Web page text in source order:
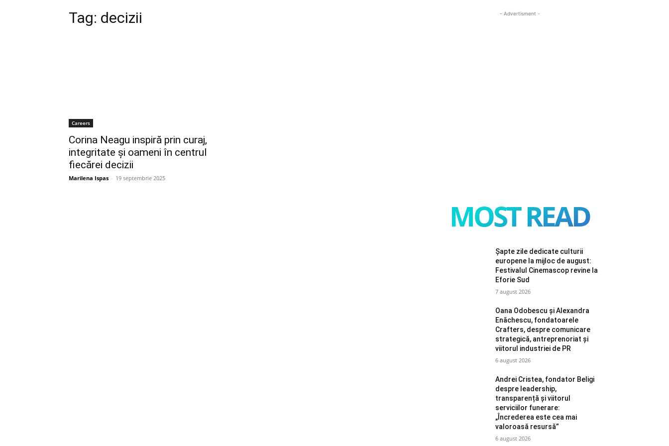
Tag: decizii
Careers
Corina Neagu inspiră prin curaj,
integritate și oameni în centrul
fiecărei decizii
Marilena Ispas - 19 septembrie 2025
- Advertisment -
MOST READ
Șapte zile dedicate culturii
europene la mijloc de august:
Festivalul Cinemascop revine la
Eforie Sud
7 august 2026
Oana Odobescu și Alexandra
Enăchescu, fondatoarele
Crafters, despre comunicare
strategică, antreprenoriat și
viitorul industriei de PR
6 august 2026
Andrei Cristea, fondator Beligi
despre leadership,
transparență și viitorul
serviciilor funerare:
„Încrederea este cea mai
valoroasă resursă”
6 august 2026